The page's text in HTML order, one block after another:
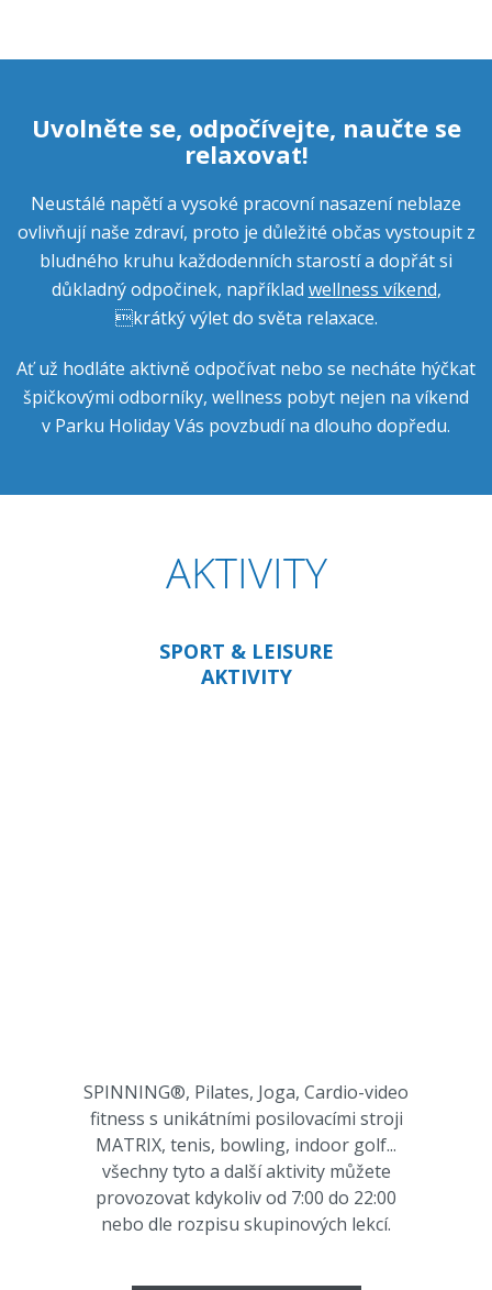
Uvolněte se, odpočívejte, naučte se
relaxovat!
Neustálé napětí a vysoké pracovní nasazení neblaze
ovlivňují naše zdraví, proto je důležité občas vystoupit z
bludného kruhu každodenních starostí a dopřát si
důkladný odpočinek, například wellness víkend,
krátký výlet do světa relaxace.
Ať už hodláte aktivně odpočívat nebo se necháte hýčkat
špičkovými odborníky, wellness pobyt nejen na víkend
v Parku Holiday Vás povzbudí na dlouho dopředu.
AKTIVITY
SPORT & LEISURE
AKTIVITY
SPINNING®, Pilates, Joga, Cardio-video
fitness s unikátními posilovacími stroji
MATRIX, tenis, bowling, indoor golf...
všechny tyto a další aktivity můžete
provozovat kdykoliv od 7:00 do 22:00
nebo dle rozpisu skupinových lekcí.